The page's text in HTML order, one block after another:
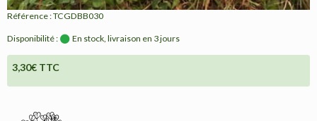
Référence : TCGDBB030
Disponibilité : En stock, livraison en 3 jours
3,30€ TTC